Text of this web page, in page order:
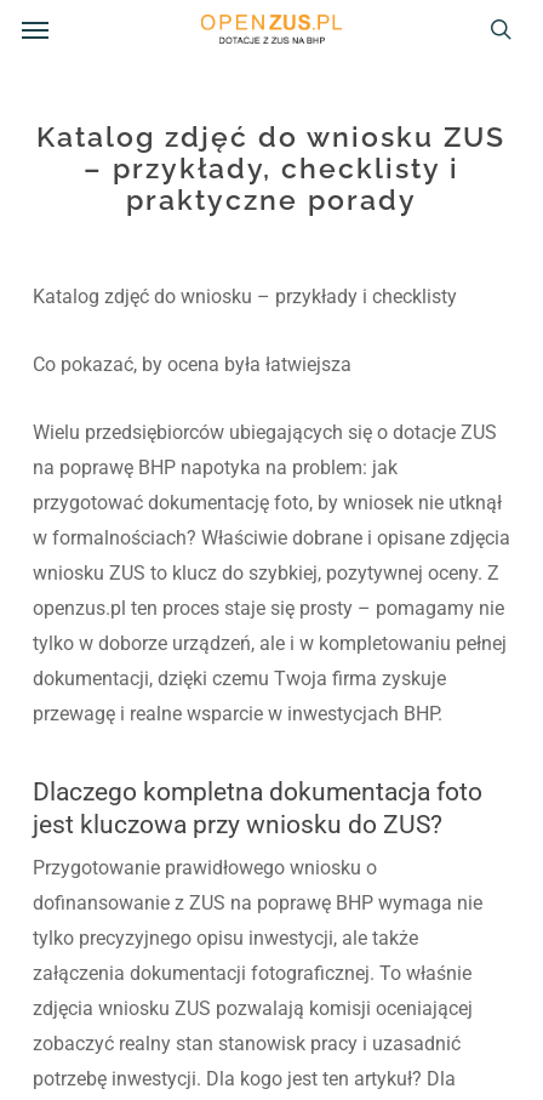
Skip
contentKatalog zdjęć do wniosku ZUS
– przykłady, checklisty i
praktyczne porady
Katalog zdjęć do wniosku – przykłady i checklisty
Co pokazać, by ocena była łatwiejsza
Wielu przedsiębiorców ubiegających się o dotacje ZUS
na poprawę BHP napotyka na problem: jak
przygotować dokumentację foto, by wniosek nie utknął
w formalnościach? Właściwie dobrane i opisane zdjęcia
wniosku ZUS to klucz do szybkiej, pozytywnej oceny. Z
openzus.pl ten proces staje się prosty – pomagamy nie
tylko w doborze urządzeń, ale i w kompletowaniu pełnej
dokumentacji, dzięki czemu Twoja firma zyskuje
przewagę i realne wsparcie w inwestycjach BHP.
Dlaczego kompletna dokumentacja foto
jest kluczowa przy wniosku do ZUS?
Przygotowanie prawidłowego wniosku o
dofinansowanie z ZUS na poprawę BHP wymaga nie
tylko precyzyjnego opisu inwestycji, ale także
załączenia dokumentacji fotograficznej. To właśnie
zdjęcia wniosku ZUS pozwalają komisji oceniającej
zobaczyć realny stan stanowisk pracy i uzasadnić
potrzebę inwestycji. Dla kogo jest ten artykuł? Dla